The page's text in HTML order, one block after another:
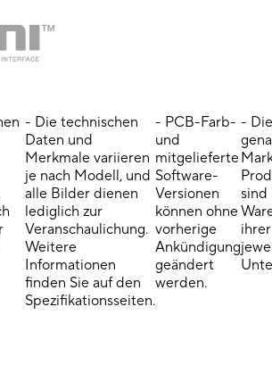
- Die technischen
Daten und
Merkmale variieren
je nach Modell, und
alle Bilder dienen
lediglich zur
Veranschaulichung.
Weitere
Informationen
finden Sie auf den
Spezifikationsseiten.
- PCB-Farb-
und
mitgelieferte
Software-
Versionen
können ohne
vorherige
Ankündigung
geändert
werden.
-
sind
ihrer